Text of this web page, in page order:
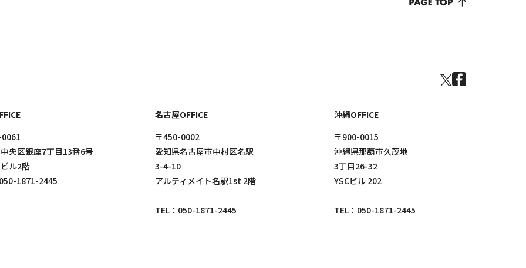
央区銀座7丁目13番6号
ル2階
050-1871-2445
名古屋OFFICE
〒450-0002
愛知県名古屋市中村区名駅
3-4-10
アルティメイト名駅1st 2階
TEL： 050-1871-2445
沖縄OFFICE
〒900-0015
沖縄県那覇市久茂地
3丁目26-32
YSCビル 202
TEL： 050-1871-2445